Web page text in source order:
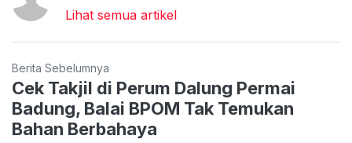
Lihat semua artikel
Berita Sebelumnya
Cek Takjil di Perum Dalung Permai
Badung, Balai BPOM Tak Temukan
Bahan Berbahaya